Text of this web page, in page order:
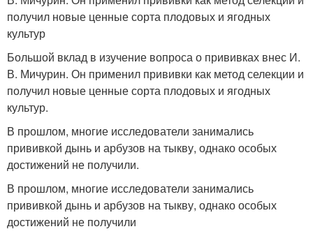
получил новые ценные сорта плодовых и ягодных
культур
Большой вклад в изучение вопроса о прививках внес И.
В. Мичурин. Он применил прививки как метод селекции и
получил новые ценные сорта плодовых и ягодных
культур.
В прошлом, многие исследователи занимались
прививкой дынь и арбузов на тыкву, однако особых
достижений не получили.
В прошлом, многие исследователи занимались
прививкой дынь и арбузов на тыкву, однако особых
достижений не получили